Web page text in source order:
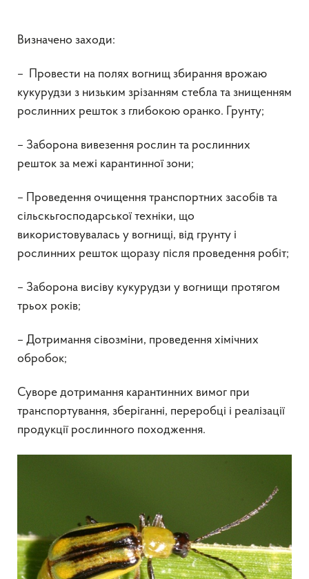
Визначено заходи:
– Провести на полях вогнищ збирання врожаю
кукурудзи з низьким зрізанням стебла та знищенням
рослинних решток з глибокою оранко. Грунту;
– Заборона вивезення рослин та рослинних
решток за межі карантинної зони;
– Проведення очищення транспортних засобів та
сільскьгосподарської техніки, що
використовувалась у вогнищі, від грунту і
рослинних решток щоразу після проведення робіт;
– Заборона висіву кукурудзи у вогнищи протягом
трьох років;
– Дотримання сівозміни, проведення хімічних
обробок;
Суворе дотримання карантинних вимог при
транспортування, зберіганні, переробці і реалізації
продукції рослинного походження.